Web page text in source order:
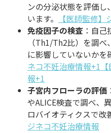
ンの分泌状態を評価
います。
【医師監修
免疫因子の検査 ：自
（Th1/Th2比）を調
に影響していないかを
ネコ不妊治療情報+1
報+1
子宮内フローラの評価
やALICE検査で調べ、
ロバイオティクスで改
ジネコ不妊治療情報